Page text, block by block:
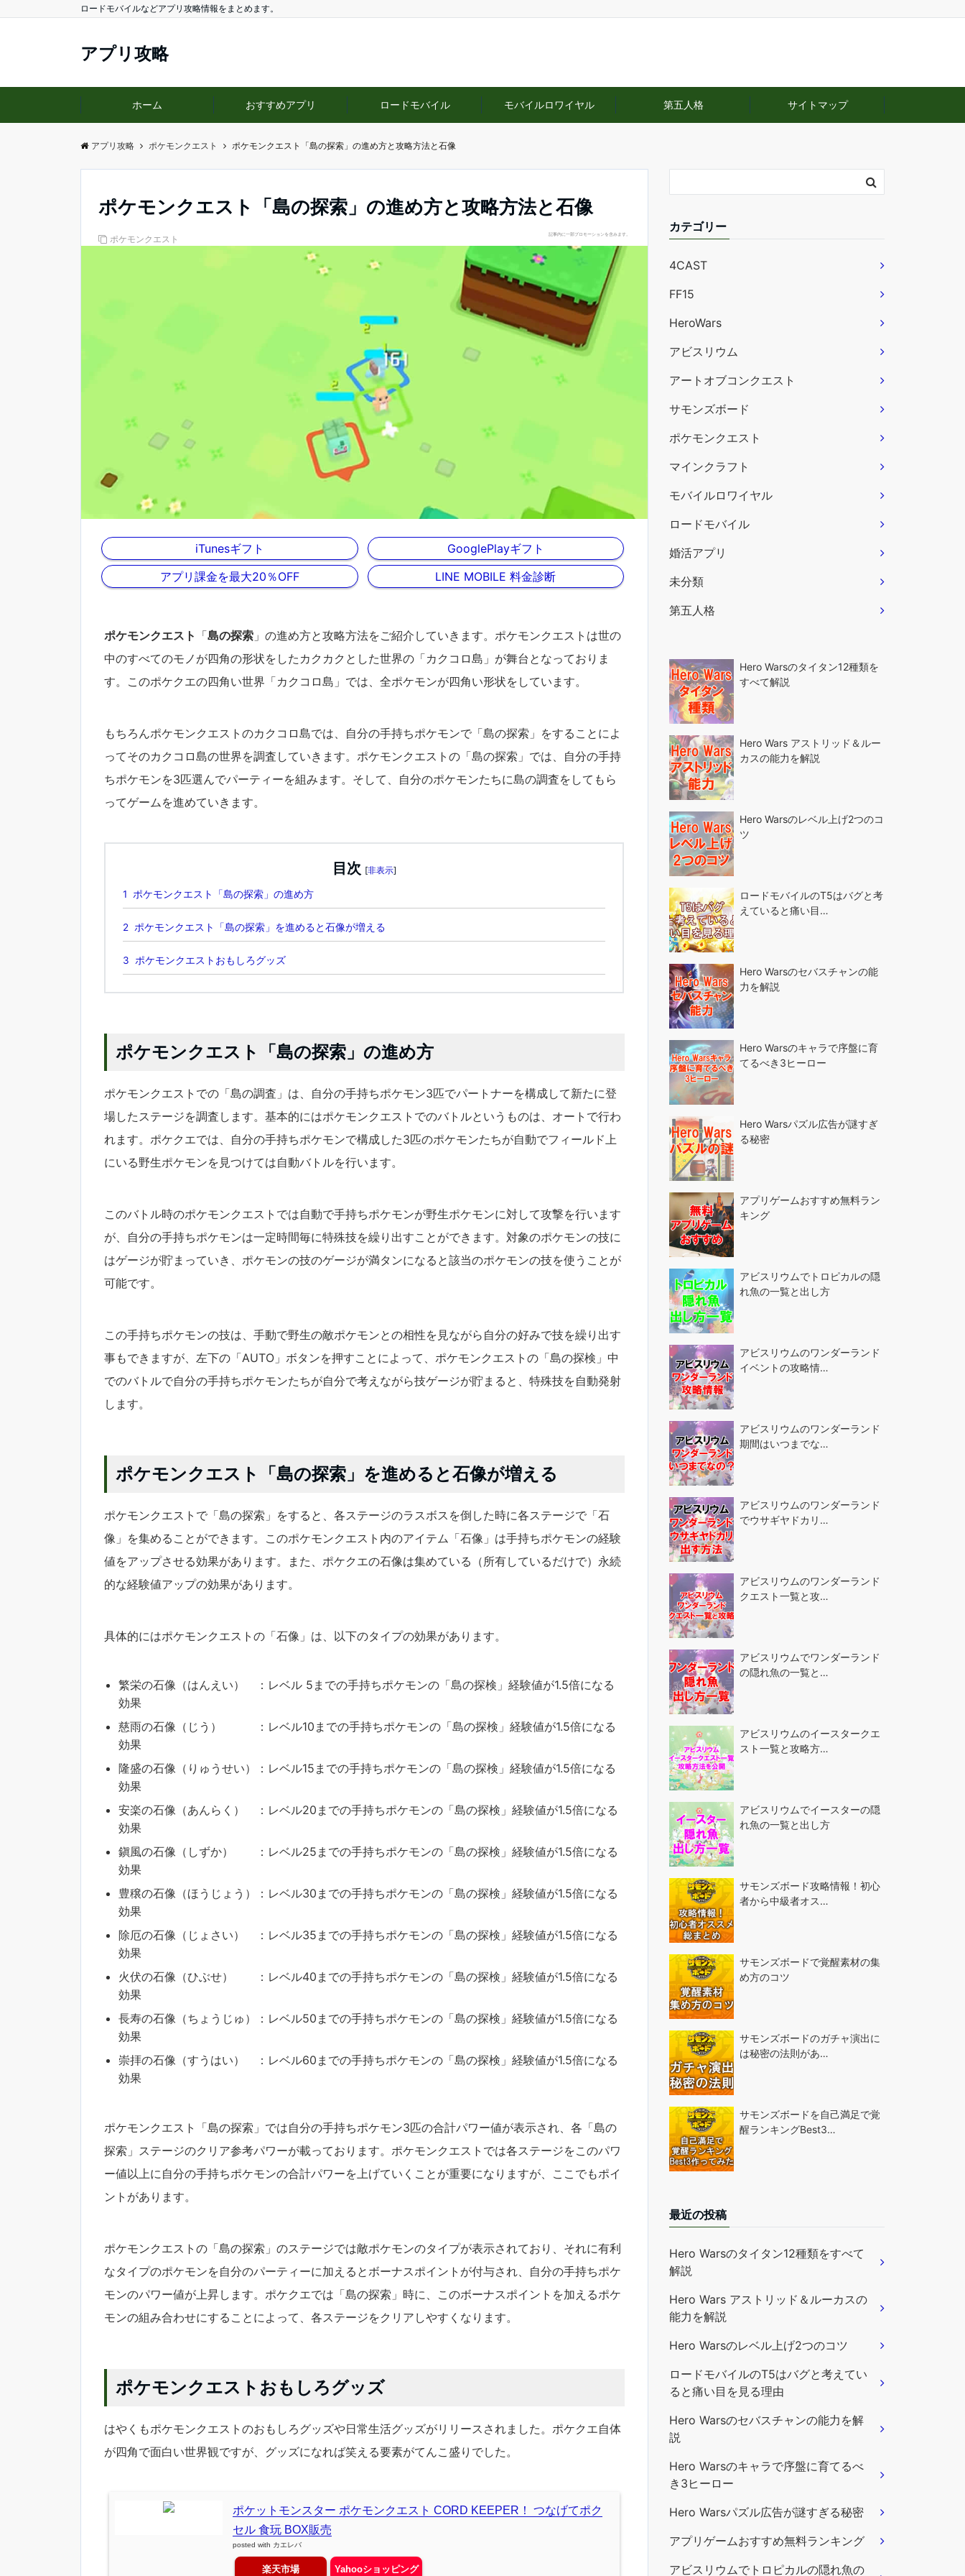
ロードモバイルなどアプリ攻略情報をまとめます。
アプリ攻略
ホーム おすすめアプリ ロードモバイル モバイルロワイヤル 第五人格 サイトマップ
アプリ攻略 ポケモンクエスト ポケモンクエスト「島の探索」の進め方と攻略方法と石像
ポケモンクエスト「島の探索」の進め方と攻略方法と石像
ポケモンクエスト 記事内に一部プロモーションを含みます。
iTunesギフト
GooglePlayギフト
アプリ課金を最大20％OFF
LINE MOBILE 料金診断
ポケモンクエスト 「島の探索 」の進め方と攻略方法をご紹介していきます。ポケモンクエストは世の
中のすべてのモノが四角の形状をしたカクカクとした世界の「カクコロ島」が舞台となっておりま
す。このポケクエの四角い世界「カクコロ島」では、全ポケモンが四角い形状をしています。
もちろんポケモンクエストのカクコロ島では、自分の手持ちポケモンで「島の探索」をすることによ
ってそのカクコロ島の世界を調査していきます。ポケモンクエストの「島の探索」では、自分の手持
ちポケモンを3匹選んでパーティーを組みます。そして、自分のポケモンたちに島の調査をしてもら
ってゲームを進めていきます。
目次 [非表示]
1 ポケモンクエスト「島の探索」の進め方
2 ポケモンクエスト「島の探索」を進めると石像が増える
3 ポケモンクエストおもしろグッズ
ポケモンクエスト「島の探索」の進め方
ポケモンクエストでの「島の調査」は、自分の手持ちポケモン3匹でパートナーを構成して新たに登
場したステージを調査します。基本的にはポケモンクエストでのバトルというものは、オートで行わ
れます。ポケクエでは、自分の手持ちポケモンで構成した3匹のポケモンたちが自動でフィールド上
にいる野生ポケモンを見つけては自動バトルを行います。
このバトル時のポケモンクエストでは自動で手持ちポケモンが野生ポケモンに対して攻撃を行います
が、自分の手持ちポケモンは一定時間毎に特殊技を繰り出すことができます。対象のポケモンの技に
はゲージが貯まっていき、ポケモンの技のゲージが満タンになると該当のポケモンの技を使うことが
可能です。
この手持ちポケモンの技は、手動で野生の敵ポケモンとの相性を見ながら自分の好みで技を繰り出す
事もできますが、左下の「AUTO」ボタンを押すことによって、ポケモンクエストの「島の探検」中
でのバトルで自分の手持ちポケモンたちが自分で考えながら技ゲージが貯まると、特殊技を自動発射
します。
ポケモンクエスト「島の探索」を進めると石像が増える
ポケモンクエストで「島の探索」をすると、各ステージのラスボスを倒した時に各ステージで「石
像」を集めることができます。このポケモンクエスト内のアイテム「石像」は手持ちポケモンの経験
値をアップさせる効果があります。また、ポケクエの石像は集めている（所有しているだけで）永続
的な経験値アップの効果があります。
具体的にはポケモンクエストの「石像」は、以下のタイプの効果があります。
繁栄の石像（はんえい） ：レベル 5までの手持ちポケモンの「島の探検」経験値が1.5倍になる
効果
慈雨の石像（じう） ：レベル10までの手持ちポケモンの「島の探検」経験値が1.5倍になる
効果
隆盛の石像（りゅうせい）：レベル15までの手持ちポケモンの「島の探検」経験値が1.5倍になる
効果
安楽の石像（あんらく） ：レベル20までの手持ちポケモンの「島の探検」経験値が1.5倍になる
効果
鎭風の石像（しずか） ：レベル25までの手持ちポケモンの「島の探検」経験値が1.5倍になる
効果
豊穣の石像（ほうじょう）：レベル30までの手持ちポケモンの「島の探検」経験値が1.5倍になる
効果
除厄の石像（じょさい） ：レベル35までの手持ちポケモンの「島の探検」経験値が1.5倍になる
効果
火伏の石像（ひぶせ） ：レベル40までの手持ちポケモンの「島の探検」経験値が1.5倍になる
効果
長寿の石像（ちょうじゅ）：レベル50までの手持ちポケモンの「島の探検」経験値が1.5倍になる
効果
崇拝の石像（すうはい） ：レベル60までの手持ちポケモンの「島の探検」経験値が1.5倍になる
効果
ポケモンクエスト「島の探索」では自分の手持ちポケモン3匹の合計パワー値が表示され、各「島の
探索」ステージのクリア参考パワーが載っております。ポケモンクエストでは各ステージをこのパワ
ー値以上に自分の手持ちポケモンの合計パワーを上げていくことが重要になりますが、ここでもポイ
ントがあります。
ポケモンクエストの「島の探索」のステージでは敵ポケモンのタイプが表示されており、それに有利
なタイプのポケモンを自分のパーティーに加えるとボーナスポイントが付与され、自分の手持ちポケ
モンのパワー値が上昇します。ポケクエでは「島の探索」時に、このボーナスポイントを加えるポケ
モンの組み合わせにすることによって、各ステージをクリアしやすくなります。
ポケモンクエストおもしろグッズ
はやくもポケモンクエストのおもしろグッズや日常生活グッズがリリースされました。ポケクエ自体
が四角で面白い世界観ですが、グッズになれば笑える要素がてんこ盛りでした。
ポケットモンスター ポケモンクエスト CORD KEEPER！ つなげてポク
セル 食玩 BOX販売
posted with カエレバ
楽天市場 Yahooショッピング
カテゴリー
4CAST
FF15
HeroWars
アビスリウム
アートオブコンクエスト
サモンズボード
ポケモンクエスト
マインクラフト
モバイルロワイヤル
ロードモバイル
婚活アプリ
未分類
第五人格
Hero Warsのタイタン12種類を
すべて解説
Hero Wars アストリッド＆ルー
カスの能力を解説
Hero Warsのレベル上げ2つのコ
ツ
ロードモバイルのT5はバグと考
えていると痛い目…
Hero Warsのセバスチャンの能
力を解説
Hero Warsのキャラで序盤に育
てるべき3ヒーロー
Hero Warsパズル広告が謎すぎ
る秘密
アプリゲームおすすめ無料ラン
キング
アビスリウムでトロピカルの隠
れ魚の一覧と出し方
アビスリウムのワンダーランド
イベントの攻略情…
アビスリウムのワンダーランド
期間はいつまでな…
アビスリウムのワンダーランド
でウサギヤドカリ…
アビスリウムのワンダーランド
クエスト一覧と攻…
アビスリウムでワンダーランド
の隠れ魚の一覧と…
アビスリウムのイースタークエ
スト一覧と攻略方…
アビスリウムでイースターの隠
れ魚の一覧と出し方
サモンズボード攻略情報！初心
者から中級者オス…
サモンズボードで覚醒素材の集
め方のコツ
サモンズボードのガチャ演出に
は秘密の法則があ…
サモンズボードを自己満足で覚
醒ランキングBest3…
最近の投稿
Hero Warsのタイタン12種類をすべて
解説
Hero Wars アストリッド＆ルーカスの
能力を解説
Hero Warsのレベル上げ2つのコツ
ロードモバイルのT5はバグと考えてい
ると痛い目を見る理由
Hero Warsのセバスチャンの能力を解
説
Hero Warsのキャラで序盤に育てるべ
き3ヒーロー
Hero Warsパズル広告が謎すぎる秘密
アプリゲームおすすめ無料ランキング
アビスリウムでトロピカルの隠れ魚の